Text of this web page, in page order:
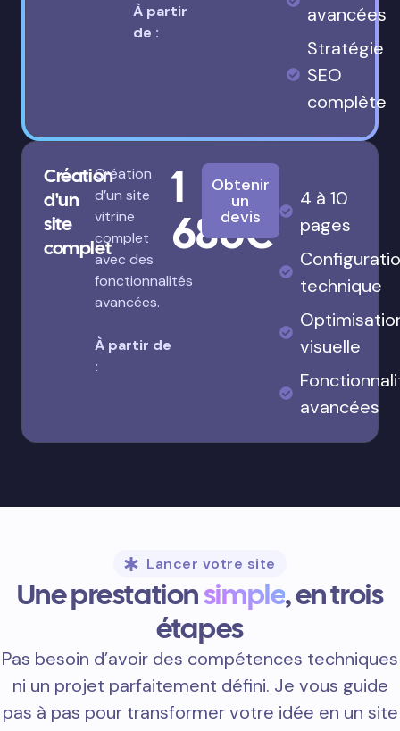
À partir
de :
avancées
Stratégie
SEO
complète
Création
d'un
site
complet
Création
d’un site
vitrine
complet
avec des
fonctionnalités
avancées.
À partir de
:
1
680€
Obtenir
un
devis
4 à 10
pages
technique
visuelle
avancées
Lancer votre site
Une prestationsimple, en trois
étapes
Pas besoin d’avoir des compétences techniques
ni un projet parfaitement défini. Je vous guide
pas à pas pour transformer votre idée en un site